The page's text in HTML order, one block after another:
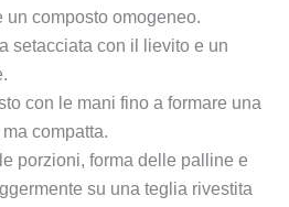
un composto omogeneo.
setacciata con il lievito e un
con le mani fino a formare una
compatta.
porzioni, forma delle palline e
su una teglia rivestita